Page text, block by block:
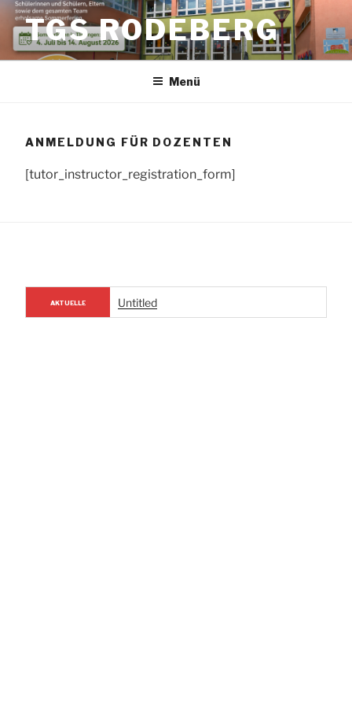
Zum
Inhalt
springenTGS RODEBERG
Menü
ANMELDUNG FÜR DOZENTEN
[tutor_instructor_registration_form]
AKTUELLE Untitled